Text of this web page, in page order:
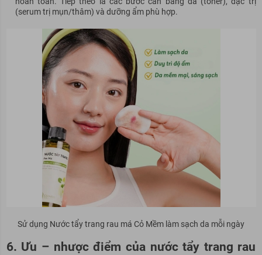
(serum trị mụn/thâm) và dưỡng ẩm phù hợp.
Sử dụng Nước tẩy trang rau má Cỏ Mềm làm sạch da mỗi ngày
6. Ưu – nhược điểm của nước tẩy trang rau